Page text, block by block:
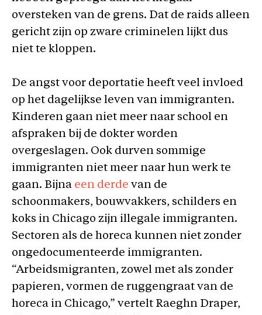
oversteken van de grens. Dat de raids alleen
gericht zijn op zware criminelen lijkt dus
niet te kloppen.
De angst voor deportatie heeft veel invloed
op het dagelijkse leven van immigranten.
Kinderen gaan niet meer naar school en
afspraken bij de dokter worden
overgeslagen. Ook durven sommige
immigranten niet meer naar hun werk te
gaan. Bijna een derde van de
schoonmakers, bouwvakkers, schilders en
koks in Chicago zijn illegale immigranten.
Sectoren als de horeca kunnen niet zonder
ongedocumenteerde immigranten.
“Arbeidsmigranten, zowel met als zonder
papieren, vormen de ruggengraat van de
horeca in Chicago,” vertelt Raeghn Draper,